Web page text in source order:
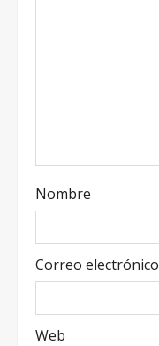
Nombre
Correo electrónico
Web